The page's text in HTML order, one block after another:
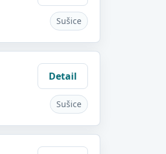
Sušice
Detail
Sušice